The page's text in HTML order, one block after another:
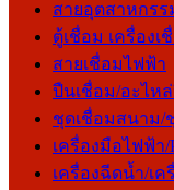
สายอุตสาหกรร
ตู้เชื่อม เครื่องเ
สายเชื่อมไฟฟ้า
ปืนเชื่อม/อะไห
ชุดเชื่อมสนาม/
เครื่องมือไฟฟ้า/
เครื่องฉีดน้ำ/เ